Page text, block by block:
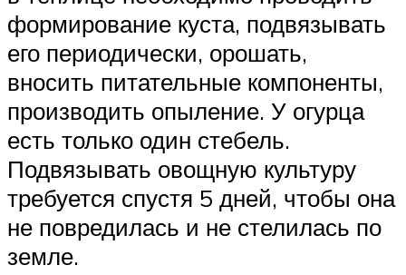
формирование куста, подвязывать
его периодически, орошать,
вносить питательные компоненты,
производить опыление. У огурца
есть только один стебель.
Подвязывать овощную культуру
требуется спустя 5 дней, чтобы она
не повредилась и не стелилась по
земле.